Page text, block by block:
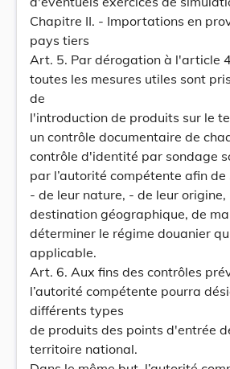
Chapitre II. - Importations en
pays tiers
Art. 5. Par dérogation à l'article
toutes les mesures utiles sont
de
l'introduction de produits sur le
un contrôle documentaire de
contrôle d'identité par sondage
par l’autorité compétente afin de
- de leur nature, - de leur origine,
destination géographique, de
déterminer le régime douanier
applicable.
Art. 6. Aux fins des contrôles
l’autorité compétente pourra
différents types
de produits des points d'entrée
territoire national.